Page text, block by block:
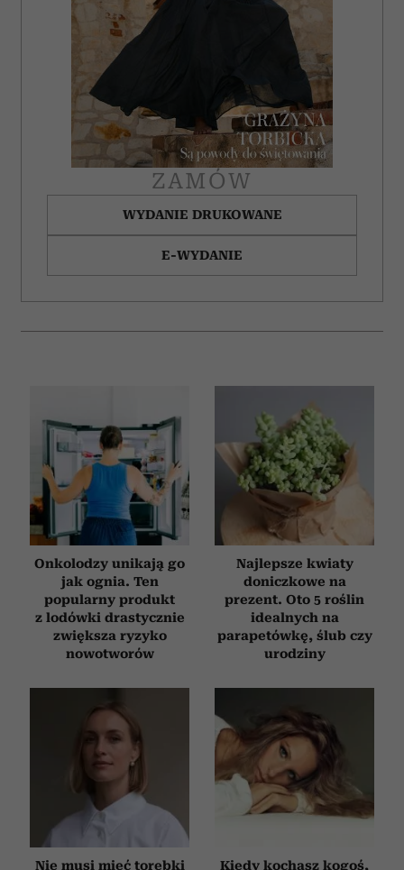
ZAMÓW
WYDANIE DRUKOWANE
E-WYDANIE
Onkolodzy unikają go
jak ognia. Ten
popularny produkt
z lodówki drastycznie
zwiększa ryzyko
nowotworów
Najlepsze kwiaty
doniczkowe na
prezent. Oto 5 roślin
idealnych na
parapetówkę, ślub czy
urodziny
Nie musi mieć torebki
Kiedy kochasz kogoś,